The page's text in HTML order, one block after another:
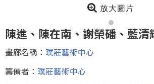
放大圖片
陳進、陳在南、謝榮磻、藍清
畫廊名稱： 璞莊藝術中心
籌備者： 璞莊藝術中心